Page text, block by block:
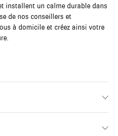
installent un calme durable dans
de nos conseillers et
à domicile et créez ainsi votre